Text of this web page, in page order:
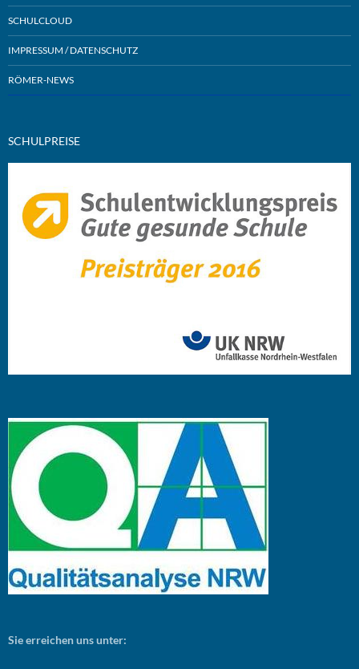
SCHULCLOUD
IMPRESSUM / DATENSCHUTZ
RÖMER-NEWS
SCHULPREISE
Sie erreichen uns unter: